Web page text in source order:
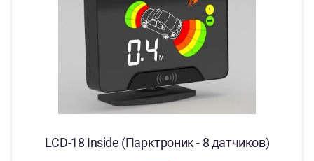
LCD-18 Inside (Парктроник - 8 датчиков)